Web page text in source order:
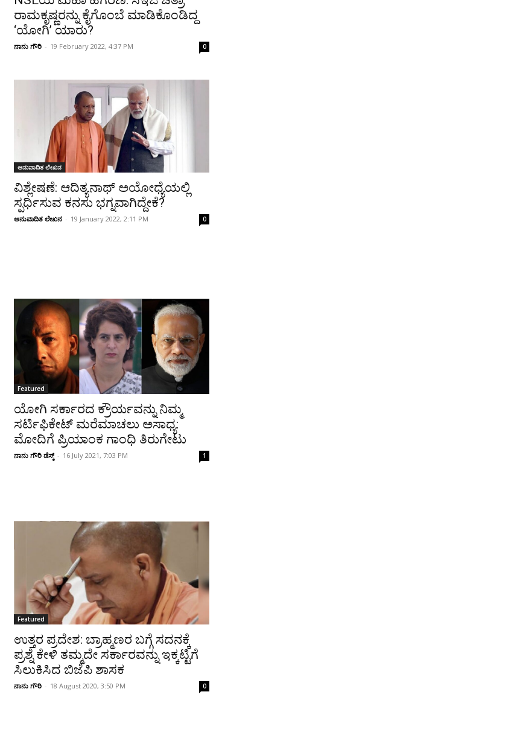
ರಾಮಕೃಷ್ಣರನ್ನು ಕೈಗೊಂಬೆ ಮಾಡಿಕೊಂಡಿದ್ದ
‘ಯೋಗಿ’ ಯಾರು?
ನಾನು ಗೌರಿ - 19 February 2022, 4:37 PM 0
ಅನುವಾದಿತ ಲೇಖನ
ವಿಶ್ಲೇಷಣೆ: ಆದಿತ್ಯನಾಥ್‌‌ ಅಯೋಧ್ಯೆಯಲ್ಲಿ
ಸ್ಪರ್ಧಿಸುವ ಕನಸು ಭಗ್ನವಾಗಿದ್ದೇಕೆ?
ಅನುವಾದಿತ ಲೇಖನ - 19 January 2022, 2:11 PM 0
Featured
ಯೋಗಿ ಸರ್ಕಾರದ ಕ್ರೌರ್ಯವನ್ನು ನಿಮ್ಮ
ಸರ್ಟಿಫಿಕೇಟ್‌ ಮರೆಮಾಚಲು ಅಸಾಧ್ಯ:
ಮೋದಿಗೆ ಪ್ರಿಯಾಂಕ ಗಾಂಧಿ ತಿರುಗೇಟು
ನಾನು ಗೌರಿ ಡೆಸ್ಕ್ - 16 July 2021, 7:03 PM 1
Featured
ಉತ್ತರ ಪ್ರದೇಶ: ಬ್ರಾಹ್ಮಣರ ಬಗ್ಗೆ ಸದನಕ್ಕೆ
ಪ್ರಶ್ನೆ ಕೇಳಿ ತಮ್ಮದೇ ಸರ್ಕಾರವನ್ನು ಇಕ್ಕಟ್ಟಿಗೆ
ಸಿಲುಕಿಸಿದ ಬಿಜೆಪಿ ಶಾಸಕ
ನಾನು ಗೌರಿ - 18 August 2020, 3:50 PM 0